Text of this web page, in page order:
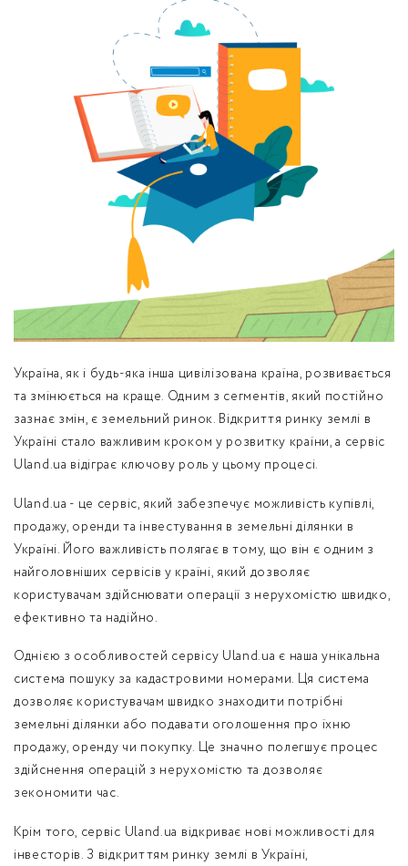
Україна, як і будь-яка інша цивілізована країна, розвивається
та змінюється на краще. Одним з сегментів, який постійно
зазнає змін, є земельний ринок. Відкриття ринку землі в
Україні стало важливим кроком у розвитку країни, а сервіс
Uland.ua відіграє ключову роль у цьому процесі.
Uland.ua - це сервіс, який забезпечує можливість купівлі,
продажу, оренди та інвестування в земельні ділянки в
Україні. Його важливість полягає в тому, що він є одним з
найголовніших сервісів у країні, який дозволяє
користувачам здійснювати операції з нерухомістю швидко,
ефективно та надійно.
Однією з особливостей сервісу Uland.ua є наша унікальна
система пошуку за кадастровими номерами. Ця система
дозволяє користувачам швидко знаходити потрібні
земельні ділянки або подавати оголошення про їхню
продажу, оренду чи покупку. Це значно полегшує процес
здійснення операцій з нерухомістю та дозволяє
зекономити час.
Крім того, сервіс Uland.ua відкриває нові можливості для
інвесторів. З відкриттям ринку землі в Україні,
Немає облікового запису?
Зареєструватися
обробку персональних даних.
ЗАМОВИТИ КОНСУЛЬТАЦІЮ